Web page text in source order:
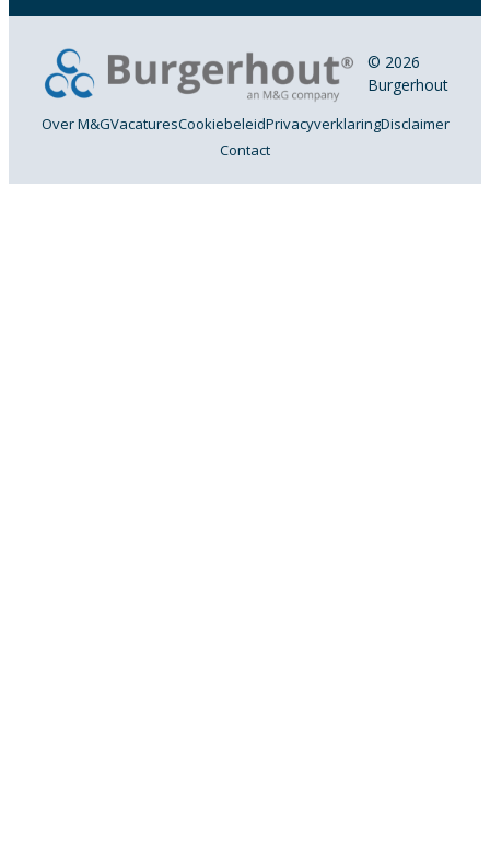
© 2026
Burgerhout
Over M&GVacaturesCookiebeleidPrivacyverklaringDisclaimer
Contact